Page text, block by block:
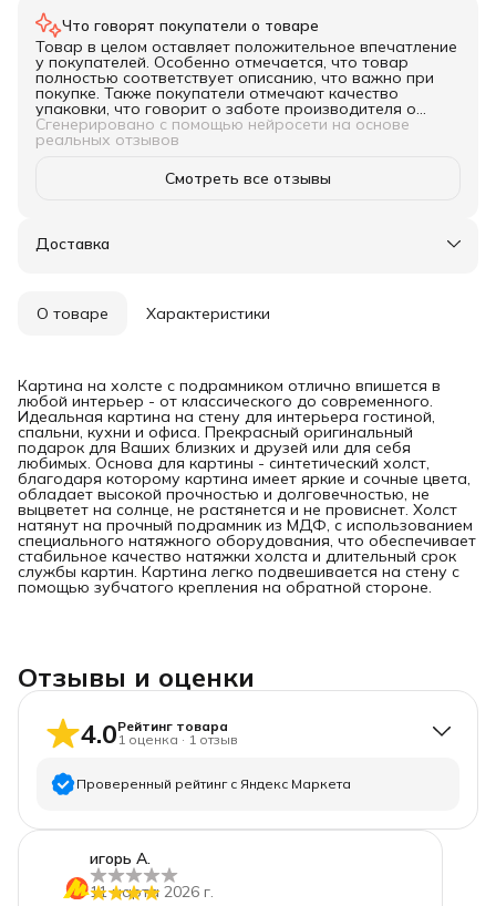
Что говорят покупатели о товаре
Товар в целом оставляет положительное впечатление
у покупателей. Особенно отмечается, что товар
полностью соответствует описанию, что важно при
покупке. Также покупатели отмечают качество
упаковки, что говорит о заботе производителя о
сохранности товара. В целом, товар подойдет для
тех, кто ищет соответствие описанию и качественную
упаковку.
Сгенерировано с помощью нейросети на основе
реальных отзывов
Смотреть все отзывы
Доставка
О товаре Характеристики
Картина на холсте с подрамником отлично впишется в
любой интерьер - от классического до современного.
Идеальная картина на стену для интерьера гостиной,
спальни, кухни и офиса. Прекрасный оригинальный
подарок для Ваших близких и друзей или для себя
любимых. Основа для картины - синтетический холст,
благодаря которому картина имеет яркие и сочные цвета,
обладает высокой прочностью и долговечностью, не
выцветет на солнце, не растянется и не провиснет. Холст
натянут на прочный подрамник из МДФ, с использованием
специального натяжного оборудования, что обеспечивает
стабильное качество натяжки холста и длительный срок
службы картин. Картина легко подвешивается на стену с
помощью зубчатого крепления на обратной стороне.
Отзывы и оценки
4.0Рейтинг товара
1 оценка · 1 отзыв
Проверенный рейтинг с Яндекс Маркета
5 звёзд
0
звезды
звезды
игорь А.
11 марта 2026 г.